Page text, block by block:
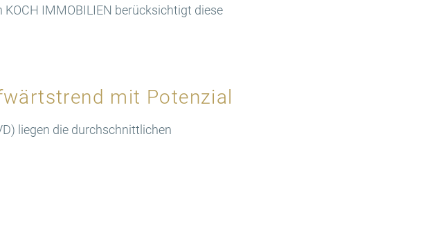
IMMOBILIEN berücksichtigt diese
mit Potenzial
liegen die durchschnittlichen